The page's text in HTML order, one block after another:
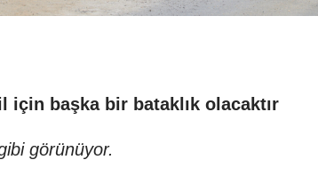
için başka bir bataklık olacaktır
görünüyor.